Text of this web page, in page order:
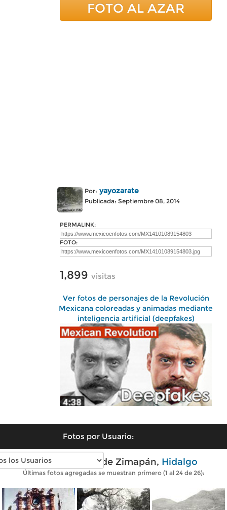
FOTO AL AZAR
Por: yayozarate
Publicada: Septiembre 08, 2014
PERMALINK:
FOTO:
1,899 visitas
Ver fotos de personajes de la Revolución
Mexicana coloreadas y animadas mediante
inteligencia artificial (deepfakes)
Fotos por Usuario:
Fotos antiguas de Zimapán, Hidalgo
Últimas fotos agregadas se muestran primero (1 al 24 de 26):